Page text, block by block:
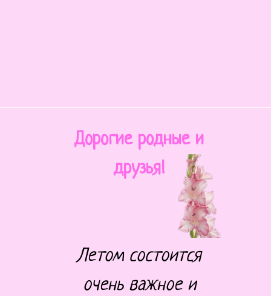
Дорогие родные и
друзья!
Летом состоится
очень важное и